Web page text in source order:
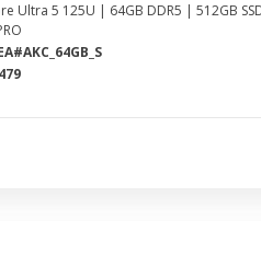
Ultra 5 125U | 64GB DDR5 | 512GB